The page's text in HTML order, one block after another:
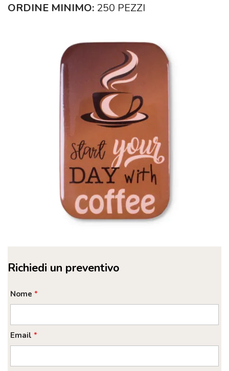
ORDINE MINIMO: 250 PEZZI
Richiedi un preventivo
Nome *
Email *